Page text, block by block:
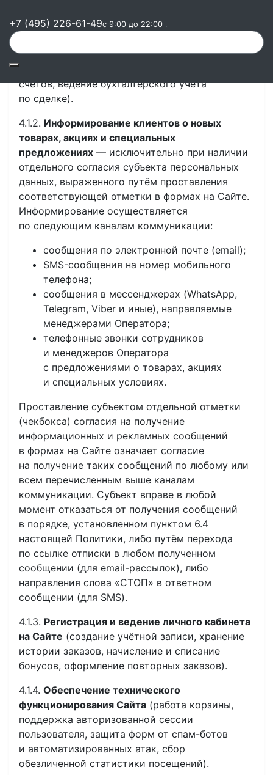
+7 (495) 226-61-49с 9:00 до 22:00
кейтеринга и сопутствующих услуг
кофе-брейки и иные мероприятия, организация
счетов, ведение бухгалтерского учёта
по сделке).
4.1.2. Информирование клиентов о новых
товарах, акциях и специальных
предложениях — исключительно при наличии
отдельного согласия субъекта персональных
данных, выраженного путём проставления
соответствующей отметки в формах на Сайте.
Информирование осуществляется
по следующим каналам коммуникации:
сообщения по электронной почте (email);
SMS-сообщения на номер мобильного
телефона;
сообщения в мессенджерах (WhatsApp,
Telegram, Viber и иные), направляемые
менеджерами Оператора;
телефонные звонки сотрудников
и менеджеров Оператора
с предложениями о товарах, акциях
и специальных условиях.
Проставление субъектом отдельной отметки
(чекбокса) согласия на получение
информационных и рекламных сообщений
в формах на Сайте означает согласие
на получение таких сообщений по любому или
всем перечисленным выше каналам
коммуникации. Субъект вправе в любой
момент отказаться от получения сообщений
в порядке, установленном пунктом 6.4
настоящей Политики, либо путём перехода
по ссылке отписки в любом полученном
сообщении (для email-рассылок), либо
направления слова «СТОП» в ответном
сообщении (для SMS).
4.1.3. Регистрация и ведение личного кабинета
на Сайте (создание учётной записи, хранение
истории заказов, начисление и списание
бонусов, оформление повторных заказов).
4.1.4. Обеспечение технического
функционирования Сайта (работа корзины,
поддержка авторизованной сессии
пользователя, защита форм от спам-ботов
и автоматизированных атак, сбор
обезличенной статистики посещений).